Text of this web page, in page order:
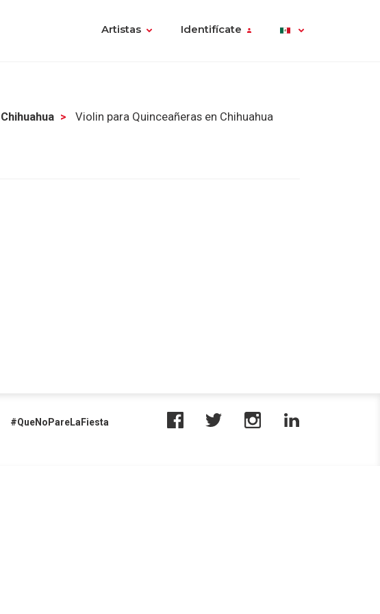
Artistas Identifícate
Violin para Quinceañeras en Chihuahua
#QueNoPareLaFiesta